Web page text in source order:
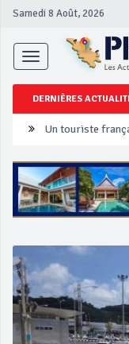
Samedi 8 Août, 2026
Toggle
navigation
DERNIÈRES
Un touriste
Phuket
‘Phuket Eye’
Campagne de